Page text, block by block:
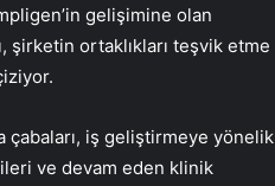
gelişimine olan
şirketin ortaklıkları teşvik etme
çabaları, iş geliştirmeye yönelik
ve devam eden klinik